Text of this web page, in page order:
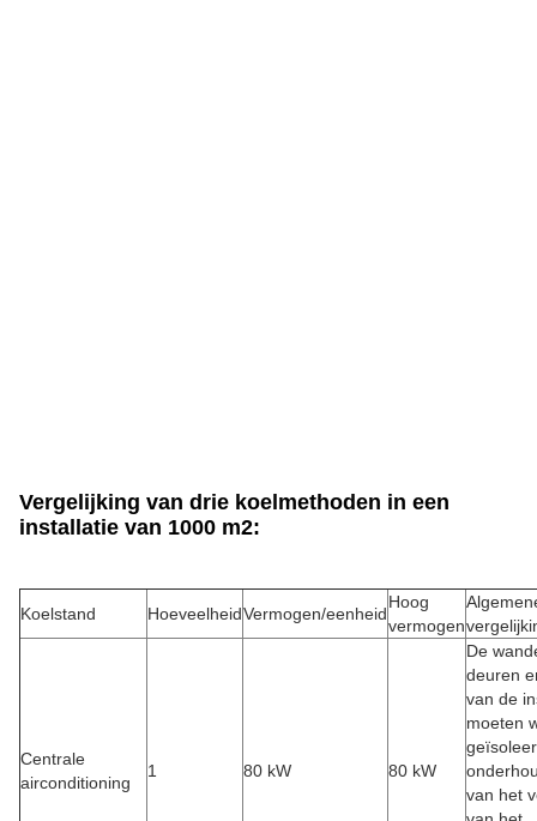
Vergelijking van drie koelmethoden in een
installatie van 1000 m2:
Koelstand HoeveelheidVermogen/eenheid
Hoog
vermogen
Centrale
airconditioning
1 80 kW 80 kW
De
deuren
van de
moeten
van het